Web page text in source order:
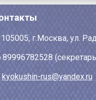
г.Москва, ул.
89996782528
kyokushin-rus@yandex.ru